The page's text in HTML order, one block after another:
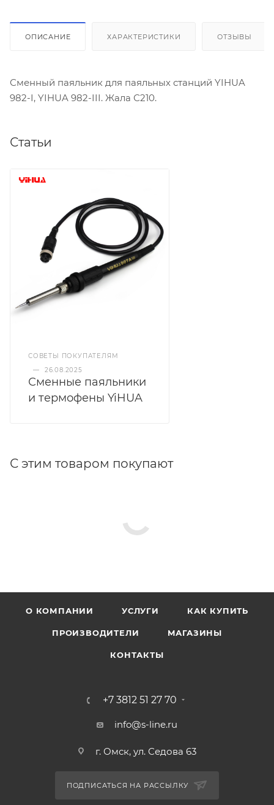
ОПИСАНИЕ ХАРАКТЕРИСТИКИ ОТЗЫВЫ
Сменный паяльник для паяльных станций YIHUA
982-I, YIHUA 982-III. Жала С210.
Статьи
СОВЕТЫ ПОКУПАТЕЛЯМ
—
26.08.2025
Сменные паяльники
и термофены YiHUA
С этим товаром покупают
О КОМПАНИИ УСЛУГИ КАК КУПИТЬ
ПРОИЗВОДИТЕЛИ МАГАЗИНЫ
КОНТАКТЫ
+7 3812 51 27 70
info@s-line.ru
г. Омск, ул. Седова 63
ПОДПИСАТЬСЯ НА РАССЫЛКУ